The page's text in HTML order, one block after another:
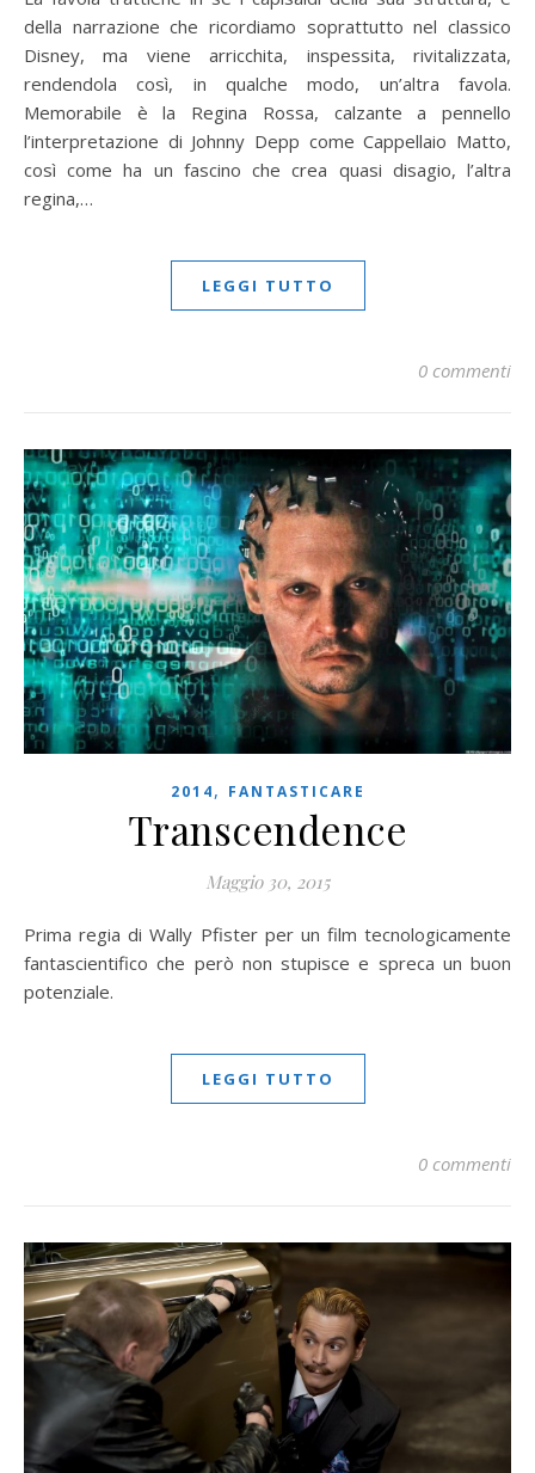
della narrazione che ricordiamo soprattutto nel classico
Disney, ma viene arricchita, inspessita, rivitalizzata,
rendendola così, in qualche modo, un’altra favola.
Memorabile è la Regina Rossa, calzante a pennello
l’interpretazione di Johnny Depp come Cappellaio Matto,
così come ha un fascino che crea quasi disagio, l’altra
regina,…
LEGGI TUTTO
0 commenti
2014, FANTASTICARE
Transcendence
Maggio 30, 2015
Prima regia di Wally Pfister per un film tecnologicamente
fantascientifico che però non stupisce e spreca un buon
potenziale.
LEGGI TUTTO
0 commenti